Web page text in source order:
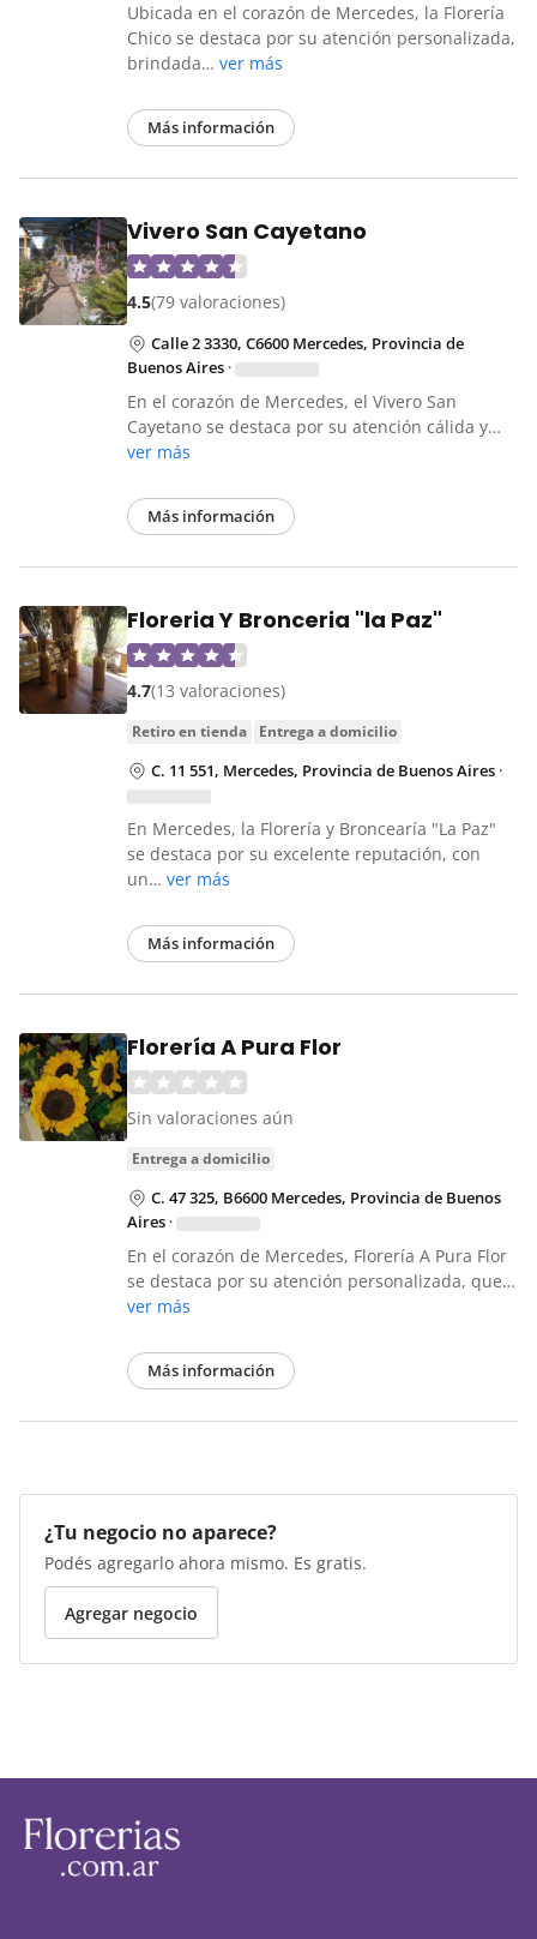
Ubicada en el corazón de Mercedes, la Florería
Chico se destaca por su atención personalizada,
brindada… ver más
Más información
Vivero San Cayetano
4.5(79 valoraciones)
Calle 2 3330, C6600 Mercedes, Provincia de
Buenos Aires ·
En el corazón de Mercedes, el Vivero San
Cayetano se destaca por su atención cálida y…
ver más
Más información
Floreria Y Bronceria "la Paz"
4.7(13 valoraciones)
retiro en tienda entrega a domicilio
C. 11 551, Mercedes, Provincia de Buenos Aires ·
En Mercedes, la Florería y Broncearía "La Paz"
se destaca por su excelente reputación, con
un… ver más
Más información
Florería A Pura Flor
Sin valoraciones aún
entrega a domicilio
C. 47 325, B6600 Mercedes, Provincia de Buenos
Aires ·
En el corazón de Mercedes, Florería A Pura Flor
se destaca por su atención personalizada, que…
ver más
Más información
¿Tu negocio no aparece?
Podés agregarlo ahora mismo. Es gratis.
Agregar negocio